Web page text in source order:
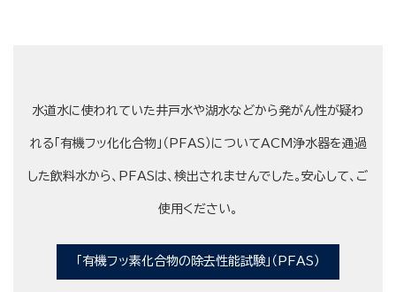
水道水に使われていた井戸水や湖水などから発がん性が疑わ
れる「有機フッ化化合物」（PFAS）についてACM浄水器を通過
した飲料水から、PFASは、検出されませんでした。安心して、ご
使用ください。
「有機フッ素化合物の除去性能試験」（PFAS）